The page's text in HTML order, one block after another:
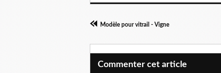
Modèle pour vitrail - Vigne
Commenter cet article